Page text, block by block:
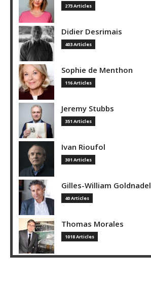
273 Articles
Didier Desrimais
403 Articles
Sophie de Menthon
116 Articles
Jeremy Stubbs
351 Articles
Ivan Rioufol
301 Articles
Gilles-William Goldnadel
40 Articles
Thomas Morales
1018 Articles